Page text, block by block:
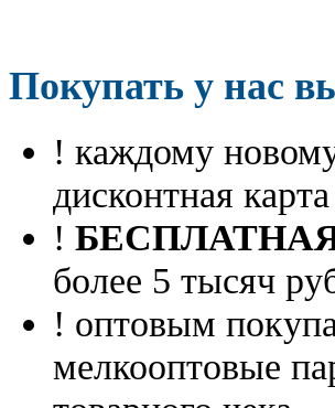
Покупать у нас
! каждому
дисконтная
!
более 5 тысяч
! оптовым
мелкооптовые